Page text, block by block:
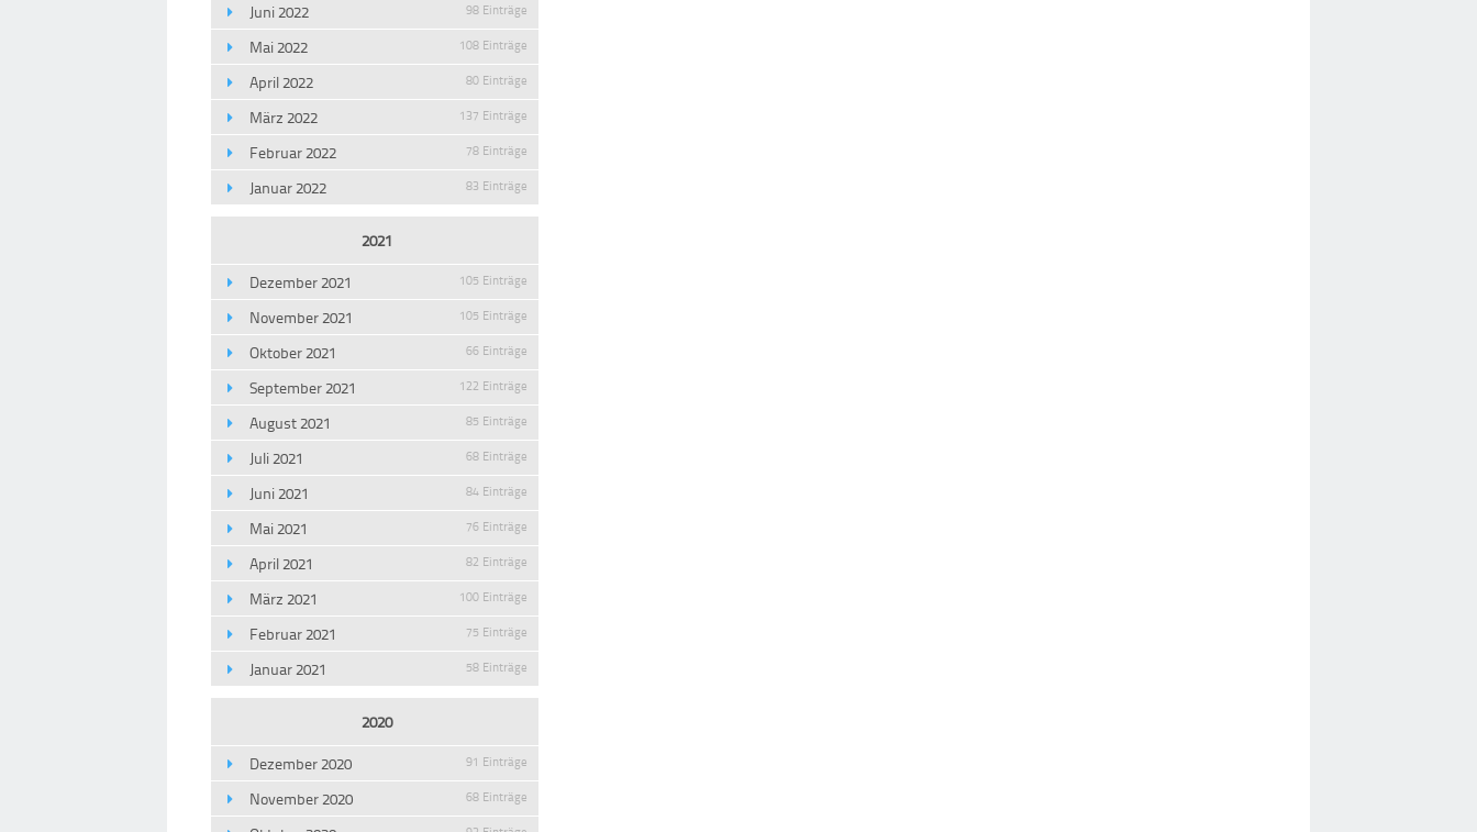
Juni 2022 98 Einträge
Mai 2022 108 Einträge
April 2022 80 Einträge
März 2022 137 Einträge
Februar 2022 78 Einträge
Januar 2022 83 Einträge
2021
Dezember 2021
105 Einträge
November 2021 105 Einträge
Oktober 2021 66 Einträge
September 2021 122 Einträge
August 2021 85 Einträge
Juli 2021 68 Einträge
Juni 2021 84 Einträge
Mai 2021 76 Einträge
April 2021 82 Einträge
März 2021 100 Einträge
Februar 2021 75 Einträge
Januar 2021 58 Einträge
2020
Dezember 2020
91 Einträge
November 2020 68 Einträge